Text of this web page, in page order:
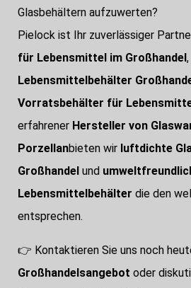
Glasbehältern aufzuwerten?
Pielock ist Ihr zuverlässiger
für Lebensmittel im Großhandel ,
Lebensmittelbehälter
Vorratsbehälter für
erfahrener Hersteller von
Porzellanbieten wir luftdichte
Großhandel und
Lebensmittelbehälter die den
entsprechen.
👉 Kontaktieren Sie uns noch
Großhandelsangebot oder